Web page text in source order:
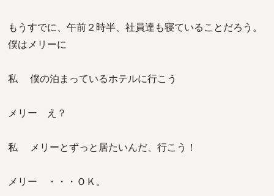
もうすでに、午前２時半、社員達も寝ていることだろう。
僕はメリーに
私 僕の泊まっているホテルに行こう
メリー え？
私 メリーとずっと居たいんだ、行こう！
メリー ・・・ＯＫ。